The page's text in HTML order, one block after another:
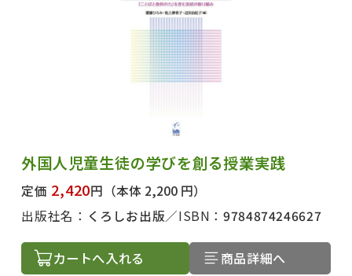
外国人児童生徒の学びを創る授業実践
定価 2,420円 （本体 2,200 円）
出版社名： くろしお出版 ISBN：9784874246627
カートへ入れる 商品詳細へ